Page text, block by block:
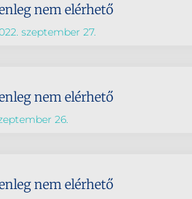
nem elérhető
szeptember 27.
nem elérhető
26.
nem elérhető